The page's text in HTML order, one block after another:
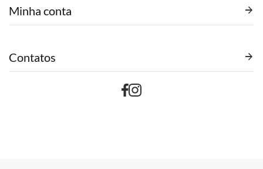
Minha conta
Contatos